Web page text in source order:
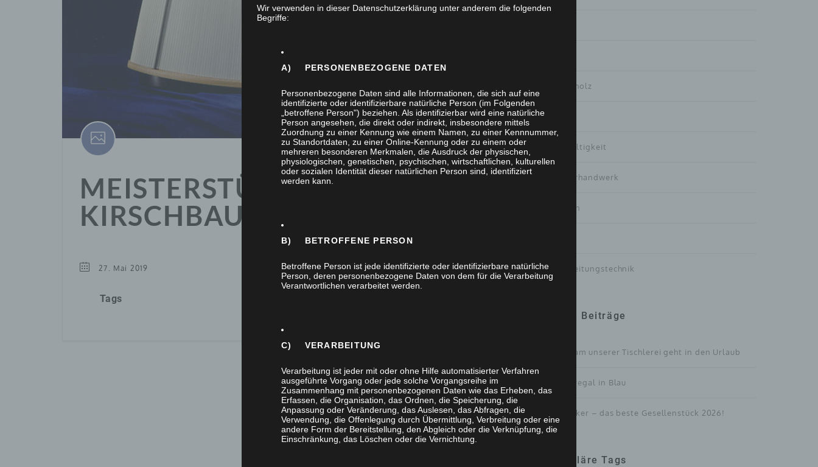
MEISTERSTÜCK,
KIRSCHBAUM UND LACK
27. Mai 2019
Tags
Massivholz
Nachhaltigkeit
Tischlerhandwerk
Treppen
Verarbeitungstechnik
Neue Beiträge
Das Team unserer Tischlerei geht in den Urlaub
Bücherregal in Blau
Der Kicker – das beste Gesellenstück 2026!
Populäre Tags
Wir verwenden in dieser Datenschutzerklärung unter anderem die folgenden
Begriffe:
A) PERSONENBEZOGENE DATEN
Personenbezogene Daten sind alle Informationen, die sich auf eine
identifizierte oder identifizierbare natürliche Person (im Folgenden
„betroffene Person") beziehen. Als identifizierbar wird eine natürliche
Person angesehen, die direkt oder indirekt, insbesondere mittels
Zuordnung zu einer Kennung wie einem Namen, zu einer Kennnummer,
zu Standortdaten, zu einer Online-Kennung oder zu einem oder
mehreren besonderen Merkmalen, die Ausdruck der physischen,
physiologischen, genetischen, psychischen, wirtschaftlichen, kulturellen
oder sozialen Identität dieser natürlichen Person sind, identifiziert
werden kann.
B) BETROFFENE PERSON
Betroffene Person ist jede identifizierte oder identifizierbare natürliche
Person, deren personenbezogene Daten von dem für die Verarbeitung
Verantwortlichen verarbeitet werden.
C) VERARBEITUNG
Verarbeitung ist jeder mit oder ohne Hilfe automatisierter Verfahren
ausgeführte Vorgang oder jede solche Vorgangsreihe im
Zusammenhang mit personenbezogenen Daten wie das Erheben, das
Erfassen, die Organisation, das Ordnen, die Speicherung, die
Anpassung oder Veränderung, das Auslesen, das Abfragen, die
Verwendung, die Offenlegung durch Übermittlung, Verbreitung oder eine
andere Form der Bereitstellung, den Abgleich oder die Verknüpfung, die
Einschränkung, das Löschen oder die Vernichtung.